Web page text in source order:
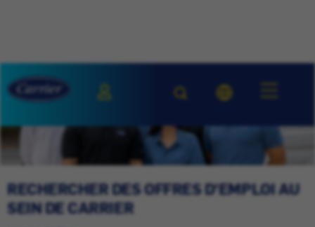
RECHERCHER DES OFFRES D'EMPLOI AU
SEIN DE CARRIER